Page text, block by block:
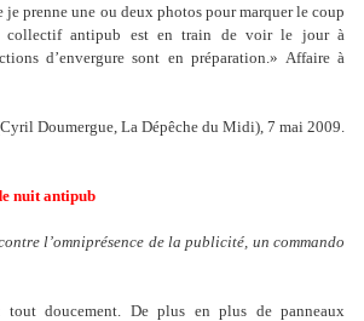
je prenne une ou deux photos pour marquer le coup
collectif antipub est en train de voir le jour à
d’envergure sont en préparation.» Affaire à
Cyril Doumergue, La Dépêche du Midi), 7 mai 2009.
nuit antipub
l’omniprésence de la publicité, un commando
tout doucement. De plus en plus de panneaux